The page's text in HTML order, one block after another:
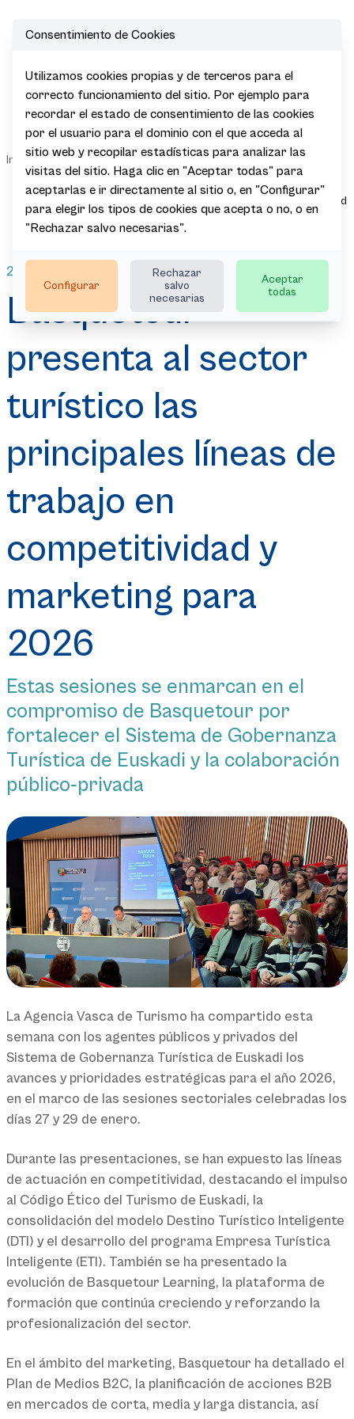
Inicio |
Sala de
Prensa
| Actualidad | Noticias |
Basquetour
presenta al
sector
turístico las
principales
líneas de
trabajo en
competitividad
y marketing
29.01.2026
Basquetour
presenta al sector
turístico las
principales líneas de
trabajo en
competitividad y
marketing para
2026
Estas sesiones se enmarcan en el
compromiso de Basquetour por
fortalecer el Sistema de Gobernanza
Turística de Euskadi y la colaboración
público‑privada
La Agencia Vasca de Turismo ha compartido esta
semana con los agentes públicos y privados del
Sistema de Gobernanza Turística de Euskadi los
avances y prioridades estratégicas para el año 2026,
en el marco de las sesiones sectoriales celebradas los
días 27 y 29 de enero.
Durante las presentaciones, se han expuesto las líneas
de actuación en competitividad, destacando el impulso
al Código Ético del Turismo de Euskadi, la
consolidación del modelo Destino Turístico Inteligente
(DTI) y el desarrollo del programa Empresa Turística
Inteligente (ETI). También se ha presentado la
evolución de Basquetour Learning, la plataforma de
formación que continúa creciendo y reforzando la
profesionalización del sector.
En el ámbito del marketing, Basquetour ha detallado el
Plan de Medios B2C, la planificación de acciones B2B
en mercados de corta, media y larga distancia, así
Consentimiento de Cookies
Utilizamos cookies propias y de terceros para el
correcto funcionamiento del sitio. Por ejemplo para
recordar el estado de consentimiento de las cookies
por el usuario para el dominio con el que acceda al
sitio web y recopilar estadísticas para analizar las
visitas del sitio. Haga clic en "Aceptar todas" para
aceptarlas e ir directamente al sitio o, en "Configurar"
para elegir los tipos de cookies que acepta o no, o en
"Rechazar salvo necesarias".
Configurar
Rechazar
salvo
necesarias
Aceptar
todas